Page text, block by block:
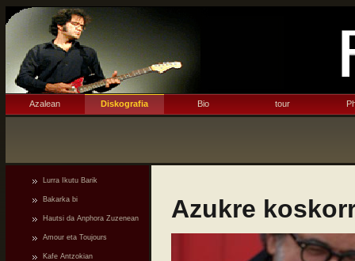
Azalean Diskografia Bio tour
Lurra Ikutu Barik
Bakarka bi
Hautsi da Anphora Zuzenean
Amour eta Toujours
Kafe Antzokian
Azukre